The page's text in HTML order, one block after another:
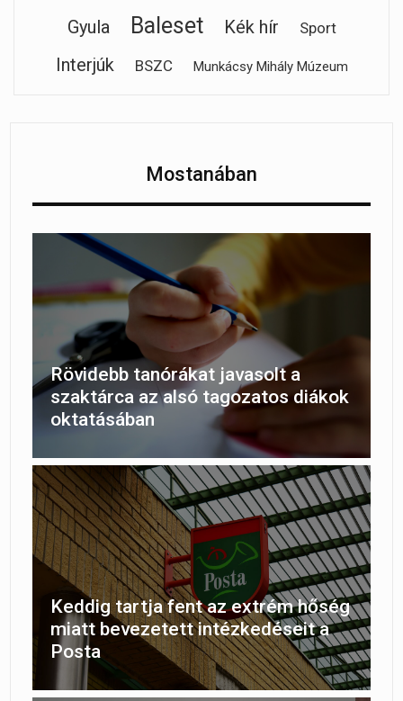
Gyula
Baleset Kék hír Sport
Interjúk BSZC Munkácsy Mihály Múzeum
Mostanában
Rövidebb tanórákat javasolt a
szaktárca az alsó tagozatos diákok
oktatásában
Keddig tartja fent az extrém hőség
miatt bevezetett intézkedéseit a
Posta